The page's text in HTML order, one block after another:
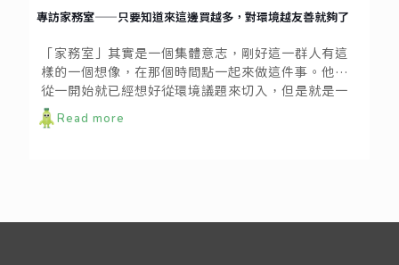
專訪家務室——只要知道來這邊買越多，對環境越友善就夠了
「家務室」其實是一個集體意志，剛好這一群人有這
樣的一個想像，在那個時間點一起來做這件事。他們
從一開始就已經想好從環境議題來切入，但是就是一
直沒有一個具體的想法。如果用倡議的，效果不一定
如預期所想，倒不如創造一個讓大家主動來靠近的誘
Read more